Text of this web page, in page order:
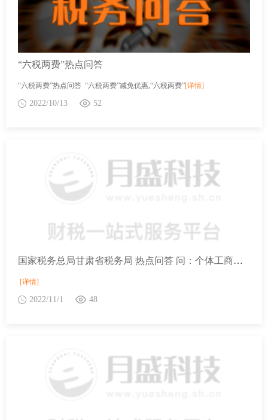
“六税两费”热点问答
“六税两费”热点问答 “六税两费”减免优惠,“六税两费”[详情]
2022/10/13 52
国家税务总局甘肃省税务局 热点问答 问：个体工商户减半征收所得税政策与其他优惠政策能同时享受吗？
[详情]
2022/11/1 48